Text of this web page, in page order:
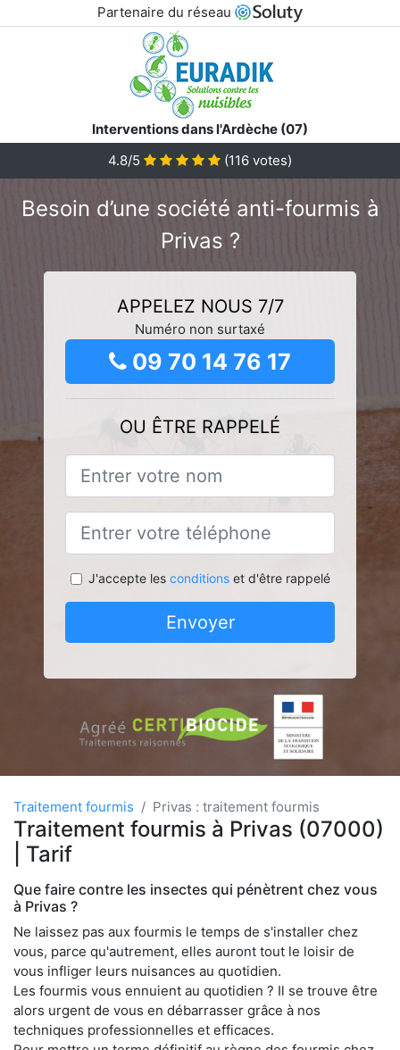
Partenaire du réseau
Interventions dans l'Ardèche (07)
4.8/5
(116 votes)
Besoin d’une société anti-fourmis à
Privas ?
APPELEZ NOUS 7/7
Numéro non surtaxé
09 70 14 76 17
OU ÊTRE RAPPELÉ
J'accepte les conditionset d'être rappelé
Envoyer
Traitement fourmis Privas : traitement fourmis
Traitement fourmis à Privas (07000)
| Tarif
Que faire contre les insectes qui pénètrent chez vous
à Privas ?
Ne laissez pas aux fourmis le temps de s'installer chez
vous, parce qu'autrement, elles auront tout le loisir de
vous infliger leurs nuisances au quotidien.
Les fourmis vous ennuient au quotidien ? Il se trouve être
alors urgent de vous en débarrasser grâce à nos
techniques professionnelles et efficaces.